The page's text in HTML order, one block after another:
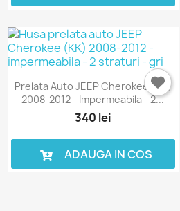
Prelata Auto JEEP Cherokee (KK)
2008-2012 - Impermeabila - 2...
340 lei
ADAUGA IN COS